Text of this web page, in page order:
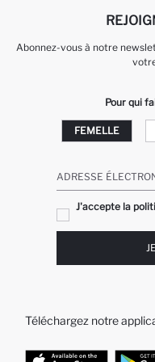
Abonnez-vous à notre
Pour qui
FEMELLE
ADRESSE
J'accepte la
Téléchargez notre